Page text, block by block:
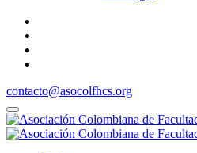
contacto@asocolfhcs.org